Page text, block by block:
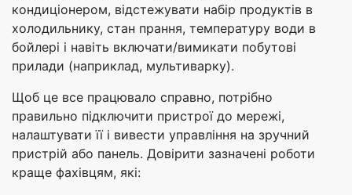
кондиціонером, відстежувати набір продуктів в
холодильнику, стан прання, температуру води в
бойлері і навіть включати/вимикати побутові
прилади (наприклад, мультиварку).
Щоб це все працювало справно, потрібно
правильно підключити пристрої до мережі,
налаштувати її і вивести управління на зручний
пристрій або панель. Довірити зазначені роботи
краще фахівцям, які: